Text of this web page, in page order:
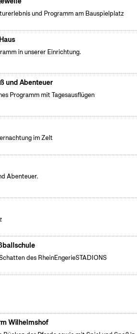
und Programm am Bauspielplatz
in unserer Einrichtung.
und Abenteuer
Programm mit Tagesausflügen
im Zelt
Abenteuer.
des RheinEngerieSTADIONS
Wilhelmshof